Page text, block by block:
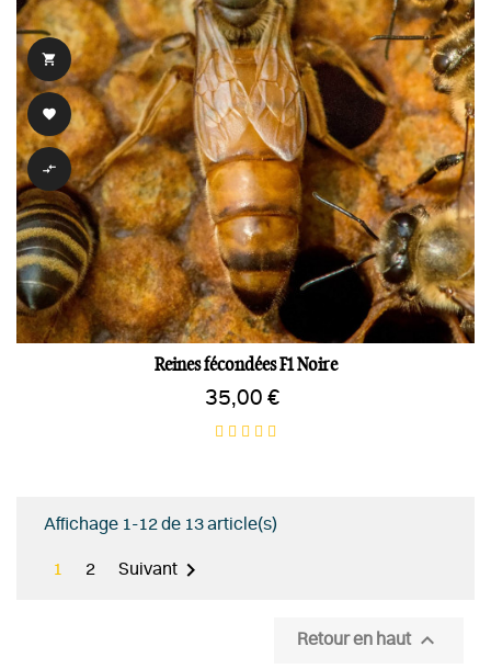



Reines fécondées F1 Noire
35,00 €
Affichage 1-12 de 13 article(s)
1 2 Suivant 
Retour en haut 